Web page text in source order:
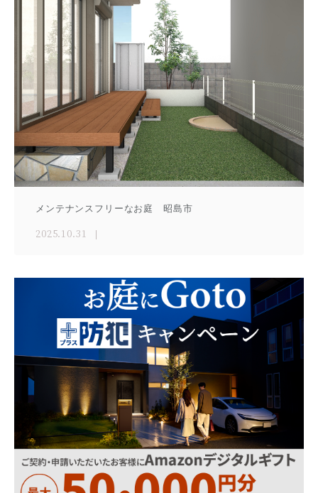
メンテナンスフリーなお庭 昭島市
2025.10.31